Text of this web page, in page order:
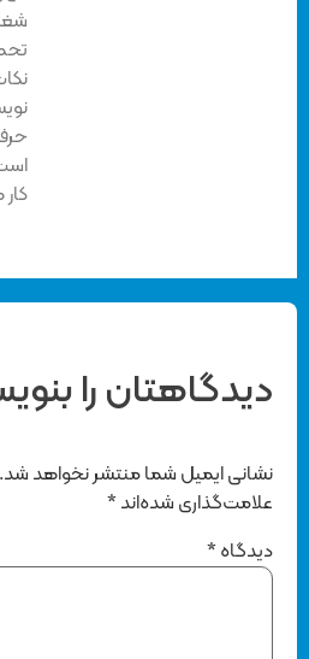
شغلم
نکات
است
کار
دیدگاهتان را
نشانی ایمیل شما منتشر نخواهد شد.
علامت‌گذاری شده‌اند*
دیدگاه*